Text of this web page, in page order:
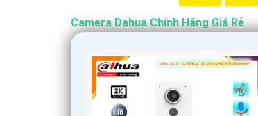
Camera Dahua Chính Hãng Giá Rẻ